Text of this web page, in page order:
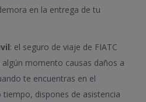
en la entrega de tu
: el seguro de viaje de FIATC
momento causas daños a
te encuentras en el
dispones de asistencia